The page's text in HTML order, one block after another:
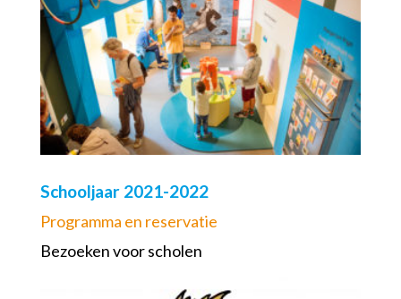
Schooljaar 2021-2022
Programma en reservatie
Bezoeken voor scholen